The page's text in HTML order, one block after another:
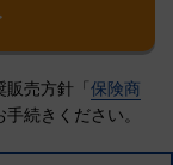
売方針「 保険商
手続きください。